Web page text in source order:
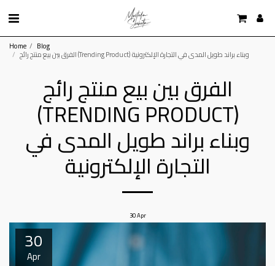
Home Blog
الفرق بين بيع منتج رائج (Trending Product) وبناء براند طويل المدى في التجارة الإلكترونية
الفرق بين بيع منتج رائج
(TRENDING PRODUCT)
وبناء براند طويل المدى في
التجارة الإلكترونية
30Apr
30
Apr